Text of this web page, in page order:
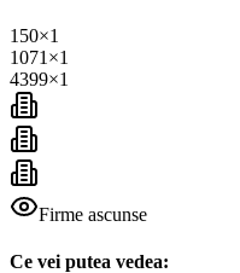
150×1
1071 ×1
4399×1
Firme ascunse
Ce vei putea vedea: